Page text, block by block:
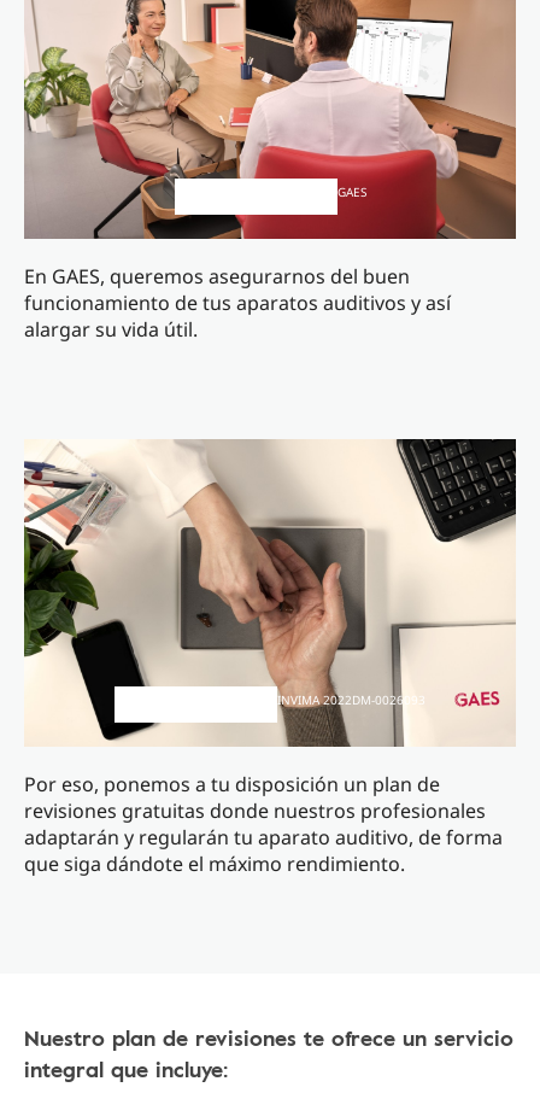
GAES
En GAES, queremos asegurarnos del buen
funcionamiento de tus aparatos auditivos y así
alargar su vida útil.
INVIMA 2022DM-0026093
Por eso, ponemos a tu disposición un plan de
revisiones gratuitas donde nuestros profesionales
adaptarán y regularán tu aparato auditivo, de forma
que siga dándote el máximo rendimiento.
Nuestro plan de revisiones te ofrece un servicio
integral que incluye: